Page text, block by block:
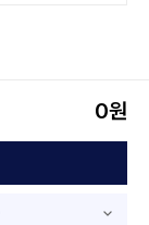
0원